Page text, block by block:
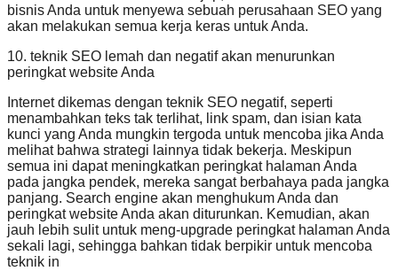
bisnis Anda untuk menyewa sebuah perusahaan SEO yang
akan melakukan semua kerja keras untuk Anda.
10. teknik SEO lemah dan negatif akan menurunkan
peringkat website Anda
Internet dikemas dengan teknik SEO negatif, seperti
menambahkan teks tak terlihat, link spam, dan isian kata
kunci yang Anda mungkin tergoda untuk mencoba jika Anda
melihat bahwa strategi lainnya tidak bekerja. Meskipun
semua ini dapat meningkatkan peringkat halaman Anda
pada jangka pendek, mereka sangat berbahaya pada jangka
panjang. Search engine akan menghukum Anda dan
peringkat website Anda akan diturunkan. Kemudian, akan
jauh lebih sulit untuk meng-upgrade peringkat halaman Anda
sekali lagi, sehingga bahkan tidak berpikir untuk mencoba
teknik in